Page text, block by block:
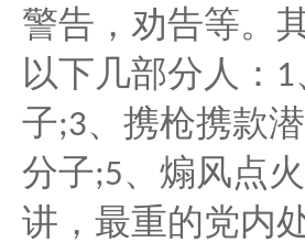
警告，劝告等。
以下几部分人： 1
子;3、携枪携款
分子;5、煽风点
讲，最重的党内